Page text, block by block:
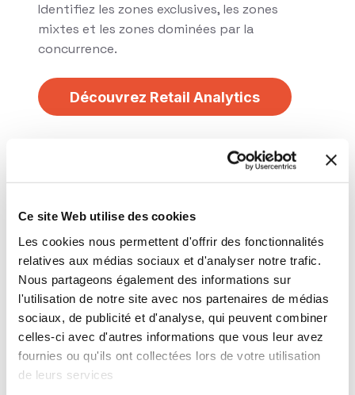
Ce site Web utilise des cookies
Les cookies nous permettent d'offrir des fonctionnalités
relatives aux médias sociaux et d'analyser notre trafic.
Nous partageons également des informations sur
l'utilisation de notre site avec nos partenaires de médias
sociaux, de publicité et d'analyse, qui peuvent combiner
celles-ci avec d'autres informations que vous leur avez
fournies ou qu'ils ont collectées lors de votre utilisation
de leurs services
Identifiez les zones exclusives, les zones
mixtes et les zones dominées par la
concurrence.
Découvrez Retail Analytics